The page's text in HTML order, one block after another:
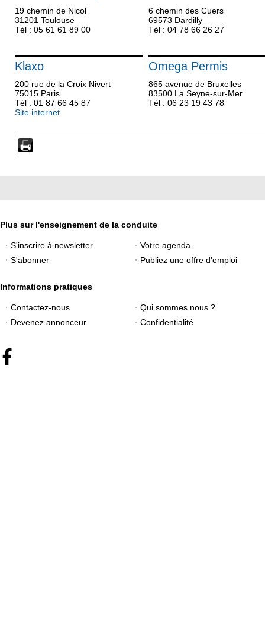
19 chemin de Nicol
31201 Toulouse
Tél : 05 61 61 89 00
6 chemin des Cuers
69573 Dardilly
Tél : 04 78 66 26 27
Klaxo
200 rue de la Croix Nivert
75015 Paris
Tél : 01 87 66 45 87
Site internet
Omega Permis
865 avenue de Bruxelles
83500 La Seyne-sur-Mer
Tél : 06 23 19 43 78
Plus sur l'enseignement de la conduite
S'inscrire à newsletter
Votre agenda
S'abonner
Publiez une offre d'emploi
Informations pratiques
Contactez-nous
Qui sommes nous ?
Devenez annonceur
Confidentialité